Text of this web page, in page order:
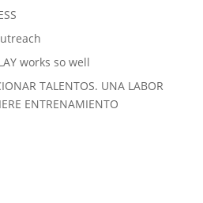
works so well
TALENTOS. UNA LABOR
ENTRENAMIENTO